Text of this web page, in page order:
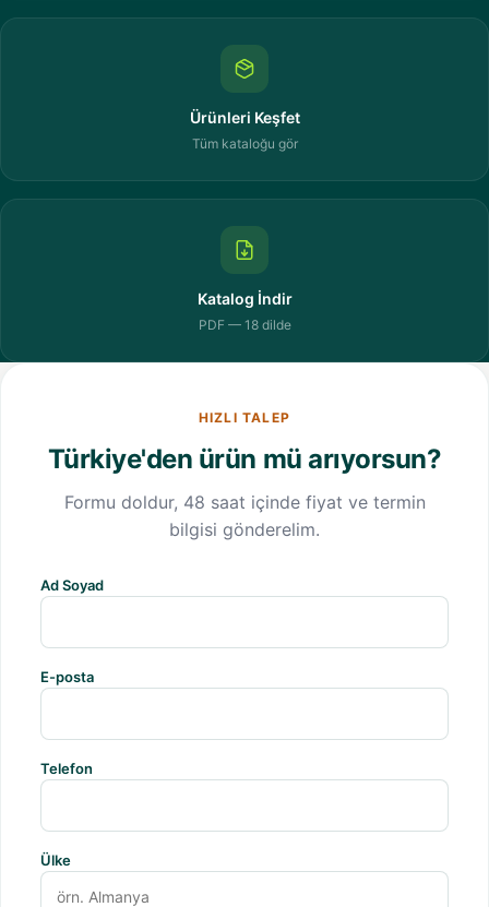
Ürünleri Keşfet
Tüm kataloğu gör
Katalog İndir
PDF — 18 dilde
HIZLI TALEP
Türkiye'den ürün mü arıyorsun?
Formu doldur, 48 saat içinde fiyat ve termin
bilgisi gönderelim.
Ad Soyad
E-posta
Telefon
Ülke